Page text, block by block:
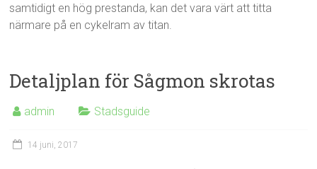
samtidigt en hög prestanda, kan det vara värt att titta
närmare på en cykelram av titan.
Detaljplan för Sågmon skrotas
admin Stadsguide
14 juni, 2017